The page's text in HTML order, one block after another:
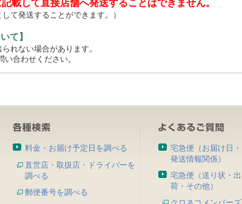
載して直接店舗へ発送することはできません。
して発送することができます。）
て】
れない場合があります。
い合わせください。
料金・お届け予定日を調べる
直営店・取扱店・ドライバーを
調べる
郵便番号を調べる
宅急便（お届け日・
発送情報関係）
宅急便（送り状・出
荷・その他）